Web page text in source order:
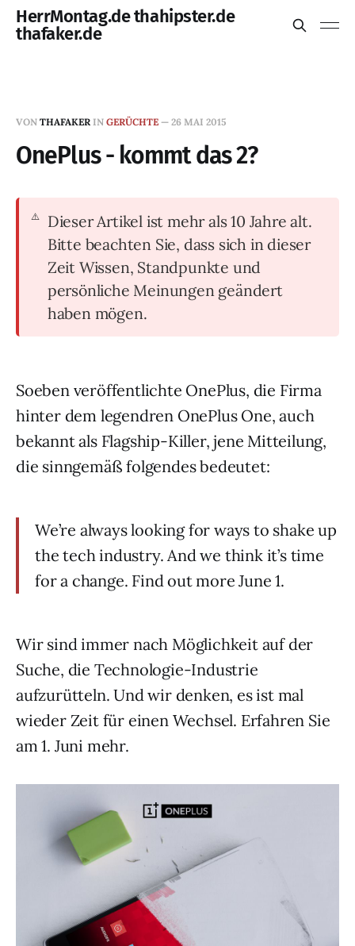
HerrMontag.de thahipster.de
thafaker.de
VON THAFAKER IN GERÜCHTE — 26 MAI 2015
OnePlus - kommt das 2?
Dieser Artikel ist mehr als 10 Jahre alt.
Bitte beachten Sie, dass sich in dieser
Zeit Wissen, Standpunkte und
persönliche Meinungen geändert
haben mögen.
Soeben veröffentlichte OnePlus, die Firma
hinter dem legendren OnePlus One, auch
bekannt als Flagship-Killer, jene Mitteilung,
die sinngemäß folgendes bedeutet:
We’re always looking for ways to shake up
the tech industry. And we think it’s time
for a change. Find out more June 1.
Wir sind immer nach Möglichkeit auf der
Suche, die Technologie-Industrie
aufzurütteln. Und wir denken, es ist mal
wieder Zeit für einen Wechsel. Erfahren Sie
am 1. Juni mehr.